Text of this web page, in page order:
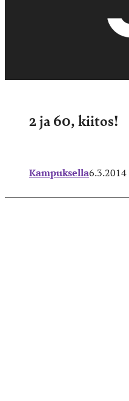
2 ja 60, kiitos!
Kampuksella6.3.2014